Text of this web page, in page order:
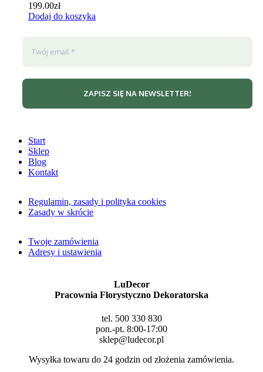
199.00zł
Dodaj do koszyka
Start
Sklep
Blog
Kontakt
Regulamin, zasady i polityka cookies
Zasady w skrócie
Twoje zamówienia
Adresy i ustawienia
LuDecor
Pracownia Florystyczno Dekoratorska
tel. 500 330 830
pon.-pt. 8:00-17:00
sklep@ludecor.pl
Wysyłka towaru do 24 godzin od złożenia zamówienia.